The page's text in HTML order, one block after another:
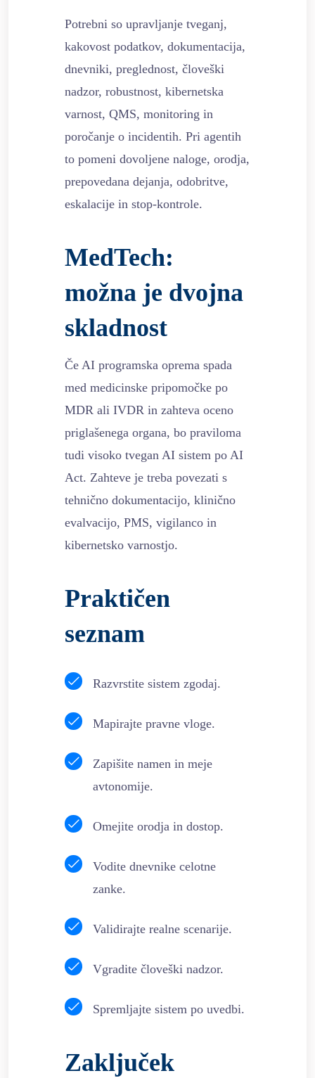
Potrebni so upravljanje tveganj,
kakovost podatkov, dokumentacija,
dnevniki, preglednost, človeški
nadzor, robustnost, kibernetska
varnost, QMS, monitoring in
poročanje o incidentih. Pri agentih
to pomeni dovoljene naloge, orodja,
prepovedana dejanja, odobritve,
eskalacije in stop-kontrole.
MedTech:
možna je dvojna
skladnost
Če AI programska oprema spada
med medicinske pripomočke po
MDR ali IVDR in zahteva oceno
priglašenega organa, bo praviloma
tudi visoko tvegan AI sistem po AI
Act. Zahteve je treba povezati s
tehnično dokumentacijo, klinično
evalvacijo, PMS, vigilanco in
kibernetsko varnostjo.
Praktičen
seznam
Razvrstite sistem zgodaj.
Mapirajte pravne vloge.
Zapišite namen in meje
avtonomije.
Omejite orodja in dostop.
Vodite dnevnike celotne
zanke.
Validirajte realne scenarije.
Vgradite človeški nadzor.
Spremljajte sistem po uvedbi.
Zaključek